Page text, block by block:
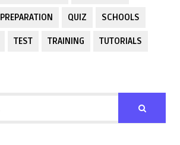
PREPARATION QUIZ SCHOOLS
TEST TRAINING TUTORIALS